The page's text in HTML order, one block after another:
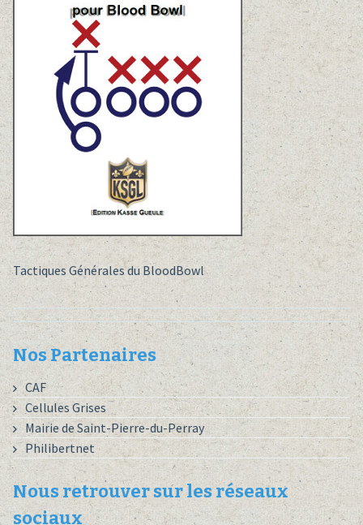
Tactiques Générales du BloodBowl
Nos Partenaires
CAF
Cellules Grises
Mairie de Saint-Pierre-du-Perray
Philibertnet
Nous retrouver sur les réseaux
sociaux